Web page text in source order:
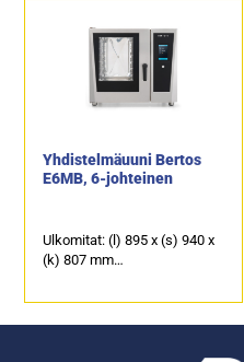
40 tai 4 x GN 1/1-65
kapasiteetilla.
Ulkomitat: (l) 750 x (s) 783 x
(k) 675 mm.
Sähköteho: 9,3 kW / 400 V.
Yhdistelmäuuni Bertos
E6MB, 6-johteinen
Ulkomitat: (l) 895 x (s) 940 x
(k) 807 mm
(16 ampeeria)